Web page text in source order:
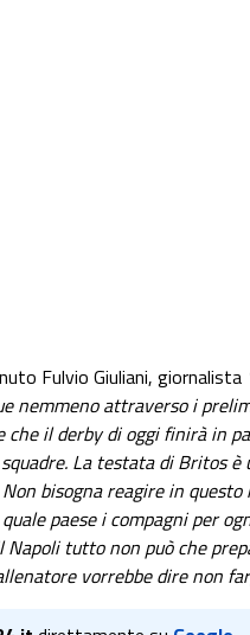
Fulvio Giuliani, giornalista
nemmeno attraverso i
che il derby di oggi finirà in
La testata di Britos
bisogna reagire in
paese i compagni per
tutto non può che
vorrebbe dire non